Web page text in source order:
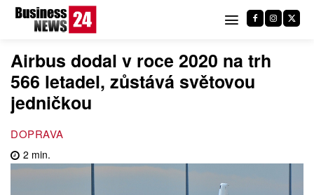
Airbus dodal v roce 2020 na trh
566 letadel, zůstává světovou
jedničkou
DOPRAVA
2 min.